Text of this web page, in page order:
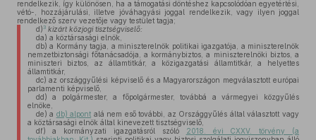
rendelkezik, így különösen, ha a támogatási döntéshez kapcsolódóan egyetértési,
vétó-, hozzájárulási, illetve jóváhagyási joggal rendelkezik, vagy ilyen joggal
rendelkező szerv vezetője vagy testület tagja;
d) 3 kizárt közjogi tisztségviselő:
da) a köztársasági elnök,
db) a Kormány tagja, a miniszterelnök politikai igazgatója, a miniszterelnök
nemzetbiztonsági főtanácsadója, a kormánybiztos, a miniszterelnöki biztos, a
miniszteri biztos, az államtitkár, a közigazgatási államtitkár, a helyettes
államtitkár,
dc) az országgyűlési képviselő és a Magyarországon megválasztott európai
parlamenti képviselő,
dd) a polgármester, a főpolgármester, továbbá a vármegyei közgyűlés
elnöke,
de) a db) alpont alá nem eső további, az Országgyűlés által választott vagy
a köztársasági elnök által kinevezett tisztségviselő,
df) a kormányzati igazgatásról szóló
2018. évi CXXV. törvény (a